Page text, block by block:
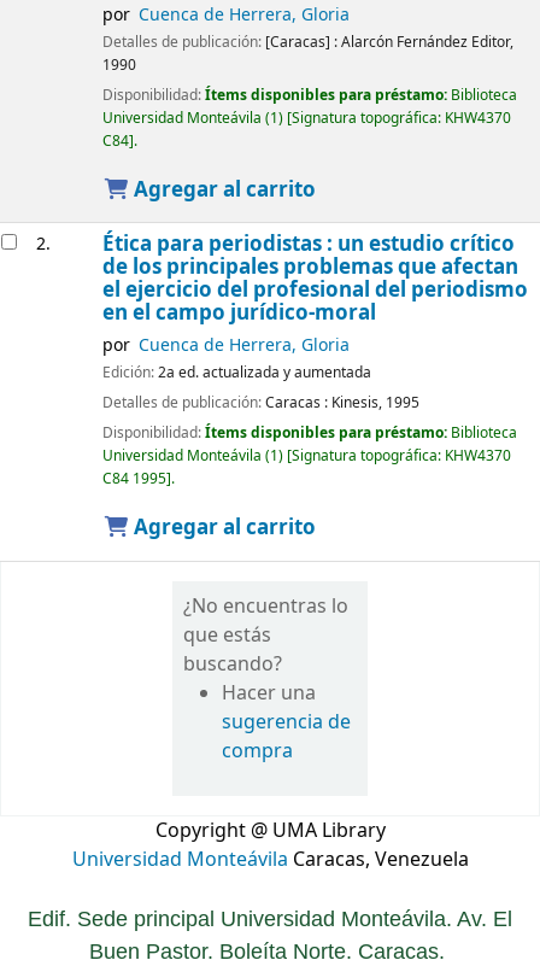
por Cuenca de Herrera, Gloria
Detalles de publicación: [Caracas] :Alarcón Fernández Editor,
1990
Disponibilidad:Ítems disponibles para préstamo: Biblioteca
Universidad Monteávila (1) Signatura topográfica: KHW4370
C84 .
Agregar al carrito
2. Ética para periodistas : un estudio crítico
de los principales problemas que afectan
el ejercicio del profesional del periodismo
en el campo jurídico-moral
por Cuenca de Herrera, Gloria
Edición:2a ed. actualizada y aumentada
Detalles de publicación:Caracas : Kinesis, 1995
Disponibilidad:Ítems disponibles para préstamo: Biblioteca
Universidad Monteávila (1) Signatura topográfica: KHW4370
C84 1995 .
Agregar al carrito
¿No encuentras lo
que estás
buscando?
Hacer una
sugerencia de
compra
Copyright @ UMA Library
Universidad Monteávila Caracas, Venezuela
Edif. Sede principal Universidad Monteávila. Av. El
Buen Pastor. Boleíta Norte. Caracas.